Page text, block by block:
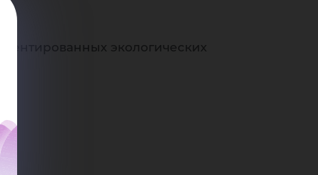
экологических